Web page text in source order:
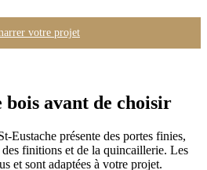
votre projet
avant de choisir
Eustache présente des portes finies,
des finitions et de la quincaillerie. Les
et sont adaptées à votre projet.